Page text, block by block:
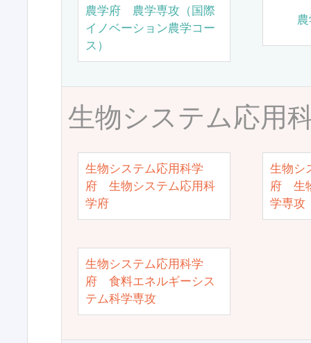
農学府 農学専攻（国際
イノベーション農学コー
ス）
生物システム応用
生物システム応用科学
府 生物システム応用科
学府
生物シ
府 生
学専攻
生物システム応用科学
府 食料エネルギーシス
テム科学専攻